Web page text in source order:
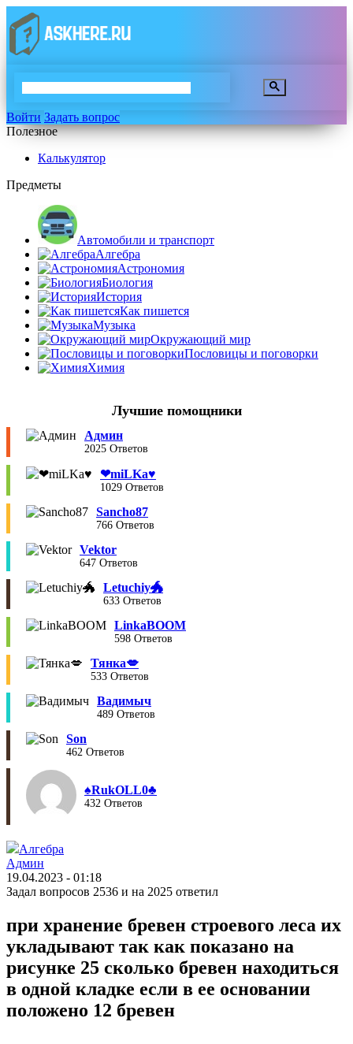
Войти Задать вопрос
Полезное
Калькулятор
Предметы
Автомобили и транспорт
Алгебра
Астрономия
Биология
История
Как пишется
Музыка
Окружающий мир
Пословицы и поговорки
Химия
Лучшие помощники
Админ
2025 Ответов
❤︎miLKa♥︎
1029 Ответов
Sancho87
766 Ответов
Vektor
647 Ответов
Letuchiy🐲
633 Ответов
LinkaBOOM
598 Ответов
Тянка💋
533 Ответов
Вадимыч
489 Ответов
Son
462 Ответов
♠︎RukOLL0♣︎
432 Ответов
Алгебра
Админ
19.04.2023 - 01:18
Задал вопросов 2536 и на 2025 ответил
при хранение бревен строевого леса их
укладывают так как показано на
рисунке 25 сколько бревен находиться
в одной кладке если в ее основании
положено 12 бревен